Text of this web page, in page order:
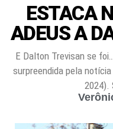
ESTACA
ADEUS A
E Dalton Trevisan se
surpreendida pela
2024).